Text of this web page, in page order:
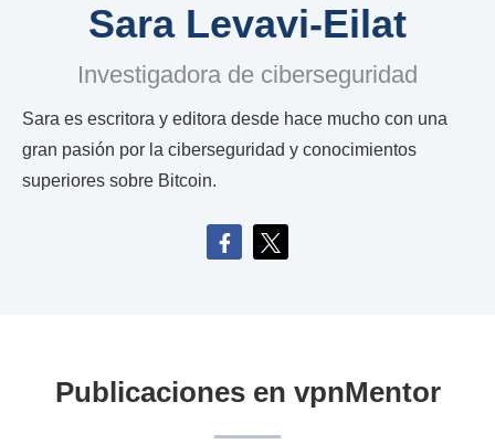
Sara Levavi-Eilat
Investigadora de ciberseguridad
Sara es escritora y editora desde hace mucho con una
gran pasión por la ciberseguridad y conocimientos
superiores sobre Bitcoin.
Publicaciones en vpnMentor